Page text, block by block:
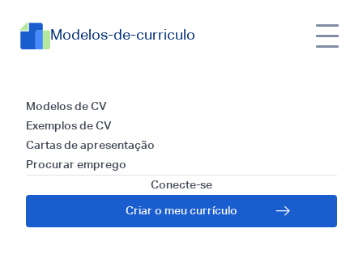
Modelos-de-curriculo
Modelos de CV
Exemplos de CV
Cartas de apresentação
Procurar emprego
Conecte-se
Criar o meu currículo
Modelos e Guia para
Redigir uma Carta
de Apresentação
para Consultor de